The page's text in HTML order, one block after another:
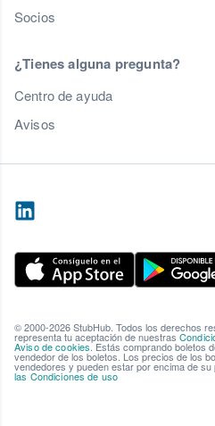
Socios
¿Tienes alguna pregunta?
Centro de ayuda
Avisos
© 2000-2026 StubHub. Todos los derechos
representa tu aceptación de nuestras
Aviso de cookies. Estás comprando boletos
vendedor de los boletos. Los precios de los
vendedores y pueden estar por encima de su
las Condiciones de uso